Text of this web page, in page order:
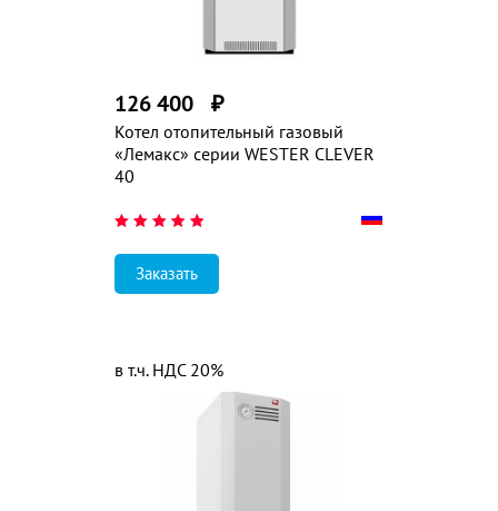
Котел отопительный газовый
«Лемакс» серии WESTER CLEVER
40
126 400 ₽
Заказать
в т.ч. НДС 20%